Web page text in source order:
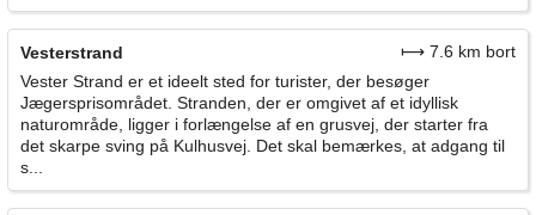
Vesterstrand
⟼ 7.6 km bort
Vester Strand er et ideelt sted for turister, der besøger
Jægersprisområdet. Stranden, der er omgivet af et idyllisk
naturområde, ligger i forlængelse af en grusvej, der starter fra
det skarpe sving på Kulhusvej. Det skal bemærkes, at adgang til
s...